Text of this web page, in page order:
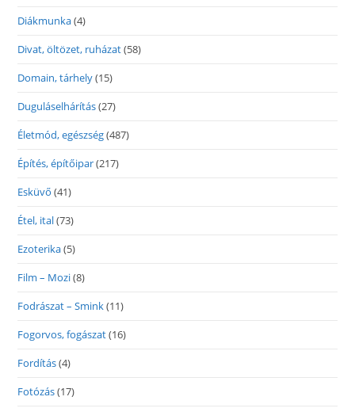
Diákmunka(4)
Divat, öltözet, ruházat(58)
Domain, tárhely(15)
Duguláselhárítás(27)
Életmód, egészség(487)
Építés, építőipar(217)
Esküvő (41)
Étel, ital(73)
Ezoterika(5)
Film – Mozi(8)
Fodrászat – Smink(11)
Fogorvos, fogászat(16)
Fordítás(4)
Fotózás(17)